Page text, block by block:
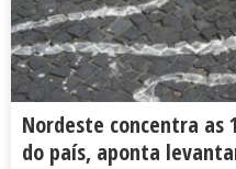
Nordeste concentra as
do país, aponta